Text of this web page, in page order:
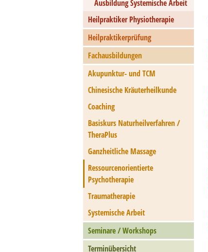
Ausbildung Systemische Arbeit
Heilpraktiker Physiotherapie
Heilpraktikerprüfung
Fachausbildungen
Akupunktur- und TCM
Chinesische Kräuterheilkunde
Coaching
Basiskurs Naturheilverfahren /
TheraPlus
Ganzheitliche Massage
Ressourcenorientierte
Psychotherapie
Traumatherapie
Systemische Arbeit
Seminare / Workshops
Terminübersicht